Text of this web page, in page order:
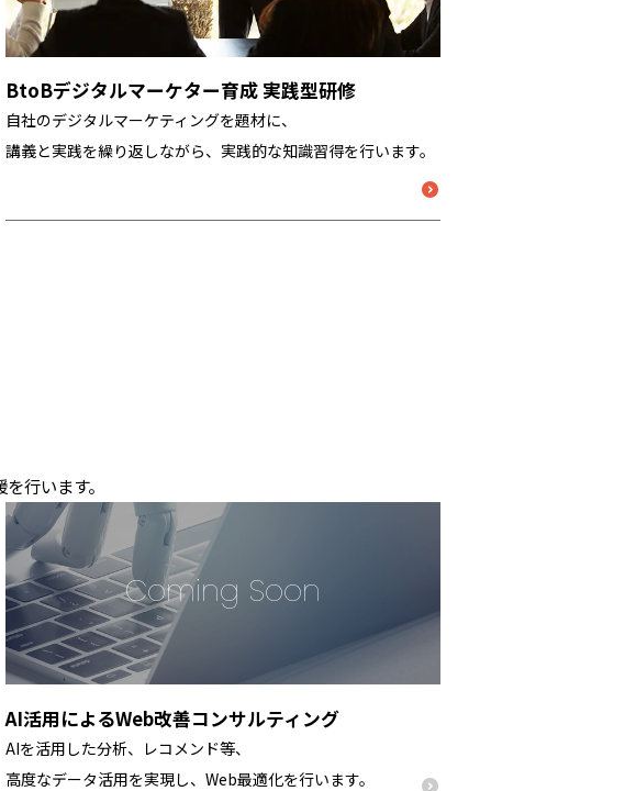
BtoBデジタルマーケター育成 実践型研修
自社のデジタルマーケティングを題材に、
講義と実践を繰り返しながら、実践的な知識習得を行います。
行います。
AI活用によるWeb改善コンサルティング
AIを活用した分析、レコメンド等、
高度なデータ活用を実現し、Web最適化を行います。